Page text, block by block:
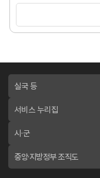
실국 등
서비스 누리집
시·군
중앙·지방정부 조직도